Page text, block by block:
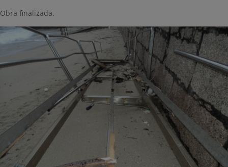
Obra finalizada.